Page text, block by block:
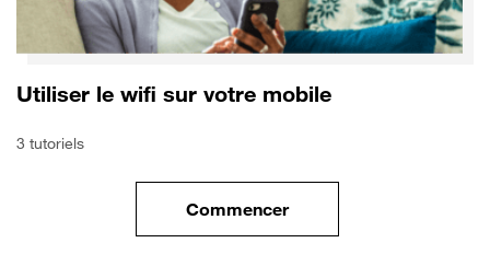
Utiliser le wifi sur votre mobile
3 tutoriels
Commencerle tuto pour Utiliser le wifi sur